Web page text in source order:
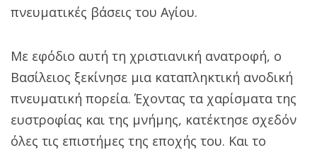
πνευματικές βάσεις του Αγίου.
Με εφόδιο αυτή τη χριστιανική ανατροφή, ο
Βασίλειος ξεκίνησε μια καταπληκτική ανοδική
πνευματική πορεία. Έχοντας τα χαρίσματα της
ευστροφίας και της μνήμης, κατέκτησε σχεδόν
όλες τις επιστήμες της εποχής του. Και το